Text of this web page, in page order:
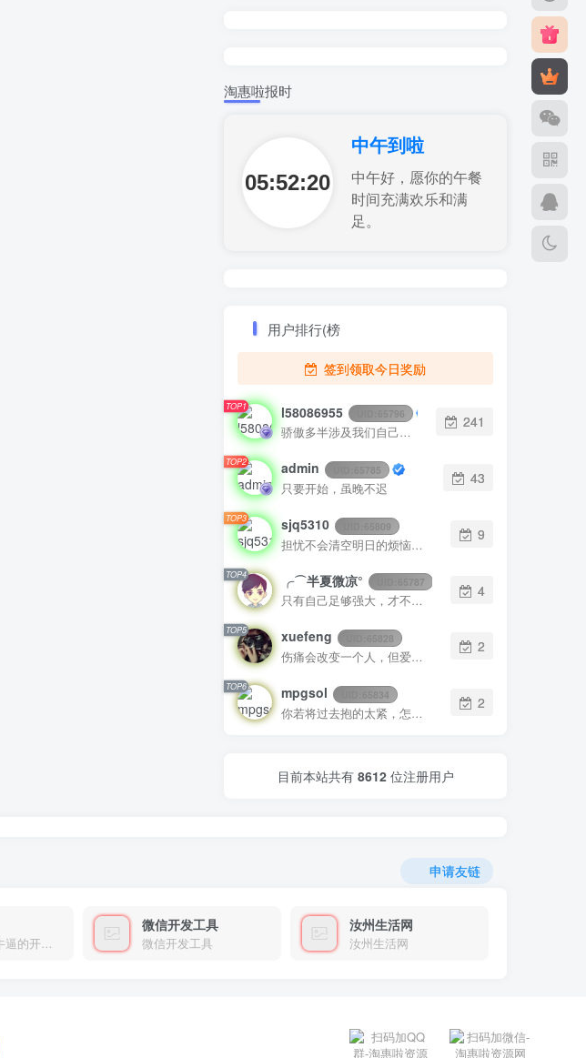
淘惠啦报时
05:52:21
中午到啦
中午好，愿你的午餐
时间充满欢乐和满
足。
用户排行(榜
签到领取今日奖励
TOP1 l58086955 65796
骄傲多半涉及我们自己怎样看待自己，而虚荣则涉及我们想别人怎样看我们
241
TOP2 admin 65785
只要开始，虽晚不迟
43
TOP3 sjq5310 65809
担忧不会清空明日的烦恼，它只会丧失今日的勇气
9
TOP4 ╭⌒半夏微凉° 65787
只有自己足够强大，才不会被别人践踏
4
TOP5 xuefeng 65828
伤痛会改变一个人，但爱最终总会让你找回最初的自己
2
TOP6 mpgsol 65834
你若将过去抱的太紧，怎么能腾出手来拥抱现在？
2
目前本站共有 8612位注册用户
申请友链
这是一个很牛逼的开发者，要开发找他准行！
微信开发工具
微信开发工具
汝州生活网
汝州生活网